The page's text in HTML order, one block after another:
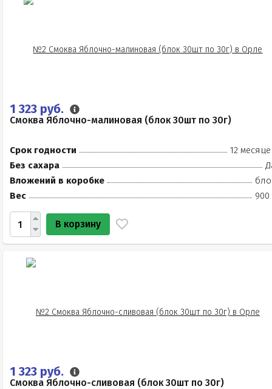
1 323 руб.
Смоква Яблочно-малиновая (блок 30шт по 30г)
Срок годности
12
Без сахара
Вложений в коробке
Вес
900
В корзину
1 323 руб.
Смоква Яблочно-сливовая (блок 30шт по 30г)